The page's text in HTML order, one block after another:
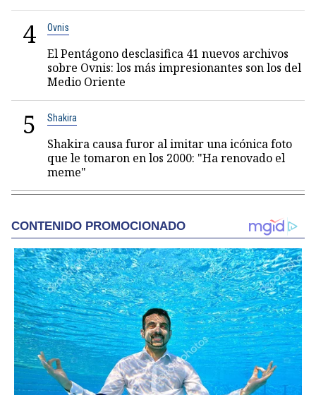
4 Ovnis
El Pentágono desclasifica 41 nuevos archivos
sobre Ovnis: los más impresionantes son los del
Medio Oriente
5 Shakira
Shakira causa furor al imitar una icónica foto
que le tomaron en los 2000: "Ha renovado el
meme"